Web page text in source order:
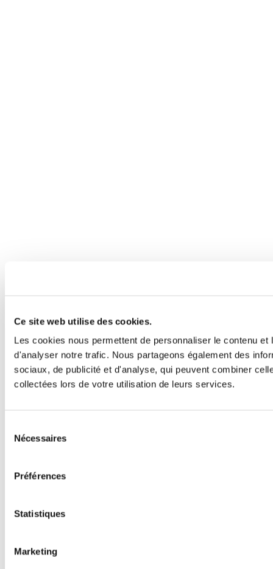
Ce site web utilise des cookies.
Les cookies nous permettent de personnaliser le contenu
d'analyser notre trafic. Nous partageons également des
sociaux, de publicité et d'analyse, qui peuvent combiner
collectées lors de votre utilisation de leurs services.
Nécessaires
Préférences
Statistiques
Marketing